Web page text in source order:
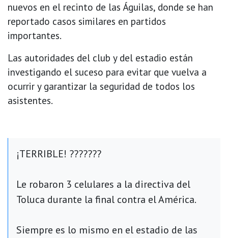
nuevos en el recinto de las Águilas, donde se han
reportado casos similares en partidos
importantes.
Las autoridades del club y del estadio están
investigando el suceso para evitar que vuelva a
ocurrir y garantizar la seguridad de todos los
asistentes.
¡TERRIBLE! ?????‍??
Le robaron 3 celulares a la directiva del
Toluca durante la final contra el América.
Siempre es lo mismo en el estadio de las